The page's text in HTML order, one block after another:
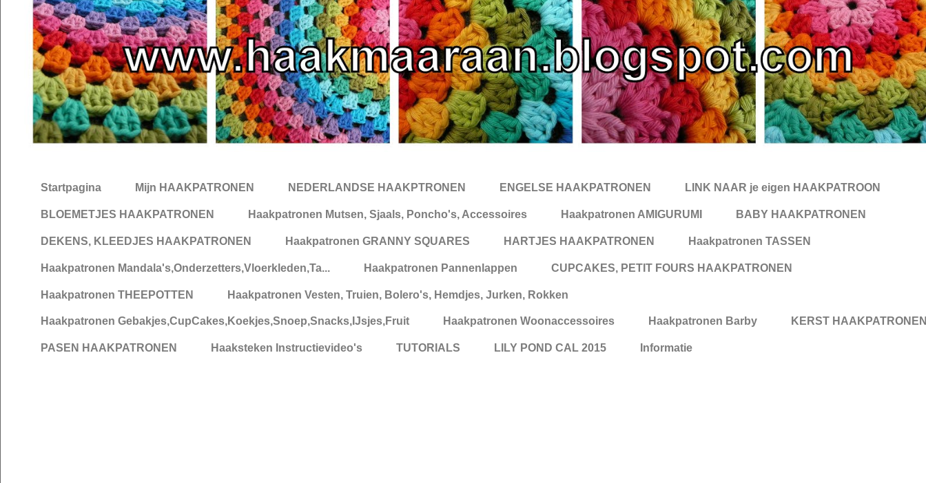
Startpagina Mijn HAAKPATRONEN NEDERLANDSE HAAKPTRONEN ENGELSE HAAKPATRONEN LINK NAAR je eigen HAAKPATROON
BLOEMETJES HAAKPATRONEN Haakpatronen Mutsen, Sjaals, Poncho's, Accessoires Haakpatronen AMIGURUMI BABY HAAKPATRONEN
DEKENS, KLEEDJES HAAKPATRONEN Haakpatronen GRANNY SQUARES HARTJES HAAKPATRONEN Haakpatronen TASSEN
Haakpatronen Mandala's,Onderzetters,Vloerkleden,Ta... Haakpatronen Pannenlappen CUPCAKES, PETIT FOURS HAAKPATRONEN
Haakpatronen THEEPOTTEN Haakpatronen Vesten, Truien, Bolero's, Hemdjes, Jurken, Rokken
Haakpatronen Gebakjes,CupCakes,Koekjes,Snoep,Snacks,IJsjes,Fruit Haakpatronen Woonaccessoires Haakpatronen Barby KERST
PASEN HAAKPATRONEN Haaksteken Instructievideo's TUTORIALS LILY POND CAL 2015 Informatie